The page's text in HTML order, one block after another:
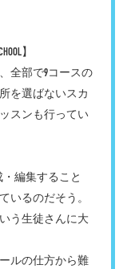
】
全部で9コースの
を選ばないスカ
スンも行ってい
・編集すること
いるのだそう。
う生徒さんに大
ルの仕方から難